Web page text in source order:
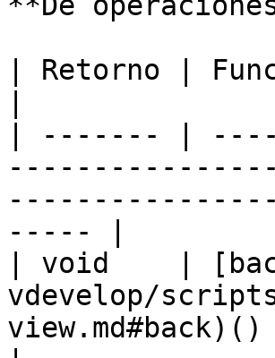
| Retorno |
| ------- |
----- |
| void    |
vdevelop/
view.md#back)()